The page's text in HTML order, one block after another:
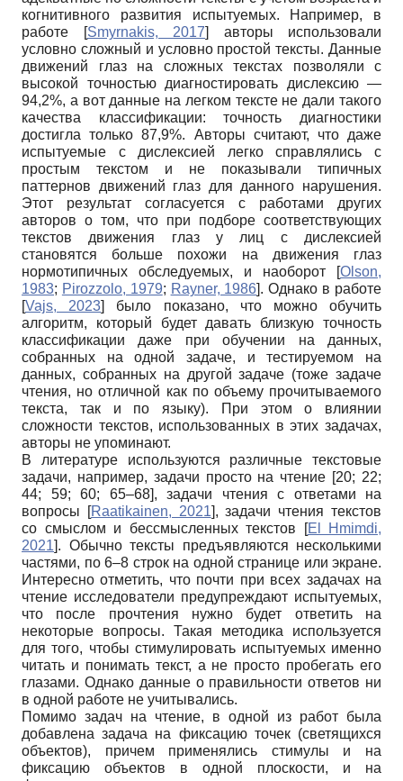
когнитивного развития испытуемых. Например, в
работе
[Smyrnakis, 2017]
авторы использовали
условно сложный и условно простой тексты. Данные
движений глаз на сложных текстах позволяли с
высокой точностью диагностировать дислексию —
94,2%, а вот данные на легком тексте не дали такого
качества классификации: точность диагностики
достигла только 87,9%. Авторы считают, что даже
испытуемые с дислексией легко справлялись с
простым текстом и не показывали типичных
паттернов движений глаз для данного нарушения.
Этот результат согласуется с работами других
авторов о том, что при подборе соответствующих
текстов движения глаз у лиц с дислексией
становятся больше похожи на движения глаз
нормотипичных обследуемых, и наоборот
[Olson,
1983; Pirozzolo, 1979; Rayner, 1986]. Однако в работе
[Vajs, 2023]
было показано, что можно обучить
алгоритм, который будет давать близкую точность
классификации даже при обучении на данных,
собранных на одной задаче, и тестируемом на
данных, собранных на другой задаче (тоже задаче
чтения, но отличной как по объему прочитываемого
текста, так и по языку). При этом о влиянии
сложности текстов, использованных в этих задачах,
авторы не упоминают.
В литературе используются различные текстовые
задачи, например, задачи просто на чтение [20; 22;
44; 59; 60; 65–68], задачи чтения с ответами на
вопросы
[Raatikainen, 2021], задачи чтения текстов
со смыслом и бессмысленных текстов
[El Hmimdi,
2021]. Обычно тексты предъявляются несколькими
частями, по 6–8 строк на одной странице или экране.
Интересно отметить, что почти при всех задачах на
чтение исследователи предупреждают испытуемых,
что после прочтения нужно будет ответить на
некоторые вопросы. Такая методика используется
для того, чтобы стимулировать испытуемых именно
читать и понимать текст, а не просто пробегать его
глазами. Однако данные о правильности ответов ни
в одной работе не учитывались.
Помимо задач на чтение, в одной из работ была
добавлена задача на фиксацию точек (светящихся
объектов), причем применялись стимулы и на
фиксацию объектов в одной плоскости, и на